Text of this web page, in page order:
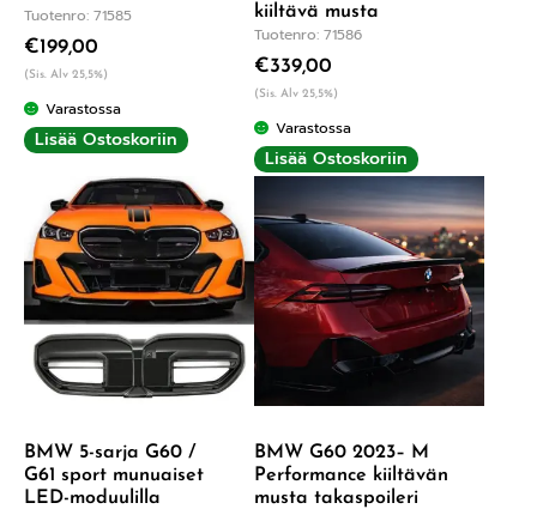
Tuotenro: 71585
€199,00
(Sis. Alv 25,5%)
Varastossa
Lisää Ostoskoriin
kiiltävä musta
Tuotenro: 71586
€339,00
(Sis. Alv 25,5%)
Varastossa
Lisää Ostoskoriin
BMW 5-sarja G60 /
G61 sport munuaiset
LED-moduulilla
BMW G60 2023– M
Performance kiiltävän
musta takaspoileri